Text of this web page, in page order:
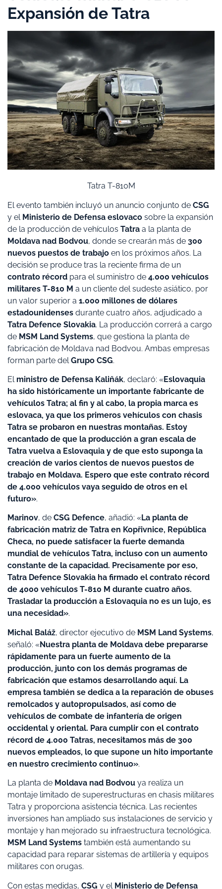
Expansión de Tatra
Tatra T-810M
El evento también incluyó un anuncio conjunto de CSG
y el Ministerio de Defensa eslovaco sobre la expansión
de la producción de vehículos Tatra a la planta de
Moldava nad Bodvou, donde se crearán más de 300
nuevos puestos de trabajo en los próximos años. La
decisión se produce tras la reciente firma de un
contrato récord para el suministro de 4.000 vehículos
militares T-810 M a un cliente del sudeste asiático, por
un valor superior a 1.000 millones de dólares
estadounidenses durante cuatro años, adjudicado a
Tatra Defence Slovakia. La producción correrá a cargo
de MSM Land Systems, que gestiona la planta de
fabricación de Moldava nad Bodvou. Ambas empresas
forman parte del Grupo CSG.
El ministro de Defensa Kaliňák, declaró: «Eslovaquia
ha sido históricamente un importante fabricante de
vehículos Tatra; al fin y al cabo, la propia marca es
eslovaca, ya que los primeros vehículos con chasis
Tatra se probaron en nuestras montañas. Estoy
encantado de que la producción a gran escala de
Tatra vuelva a Eslovaquia y de que esto suponga la
creación de varios cientos de nuevos puestos de
trabajo en Moldava. Espero que este contrato récord
de 4.000 vehículos vaya seguido de otros en el
futuro».
Marinov, de CSG Defence, añadió: «La planta de
fabricación matriz de Tatra en Kopřivnice, República
Checa, no puede satisfacer la fuerte demanda
mundial de vehículos Tatra, incluso con un aumento
constante de la capacidad. Precisamente por eso,
Tatra Defence Slovakia ha firmado el contrato récord
de 4000 vehículos T-810 M durante cuatro años.
Trasladar la producción a Eslovaquia no es un lujo, es
una necesidad».
Michal Baláž, director ejecutivo de MSM Land Systems,
señaló: «Nuestra planta de Moldava debe prepararse
rápidamente para un fuerte aumento de la
producción, junto con los demás programas de
fabricación que estamos desarrollando aquí. La
empresa también se dedica a la reparación de obuses
remolcados y autopropulsados, así como de
vehículos de combate de infantería de origen
occidental y oriental. Para cumplir con el contrato
récord de 4.000 Tatras, necesitamos más de 300
nuevos empleados, lo que supone un hito importante
en nuestro crecimiento continuo».
La planta de Moldava nad Bodvou ya realiza un
montaje limitado de superestructuras en chasis militares
Tatra y proporciona asistencia técnica. Las recientes
inversiones han ampliado sus instalaciones de servicio y
montaje y han mejorado su infraestructura tecnológica.
MSM Land Systems también está aumentando su
capacidad para reparar sistemas de artillería y equipos
militares con orugas.
Con estas medidas, CSG y el Ministerio de Defensa